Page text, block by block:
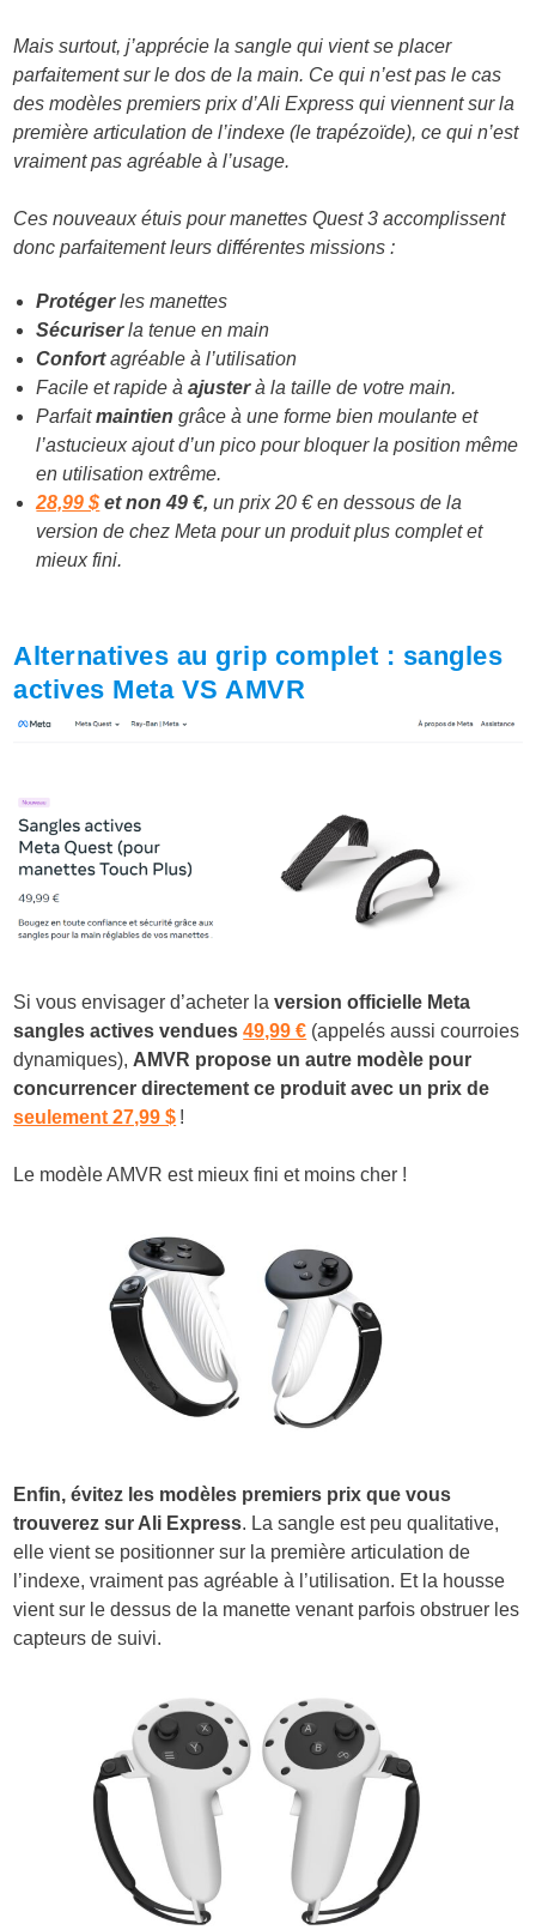
Mais surtout, j’apprécie la sangle qui vient se placer
parfaitement sur le dos de la main. Ce qui n’est pas le cas
des modèles premiers prix d’Ali Express qui viennent sur la
première articulation de l’indexe (le trapézoïde), ce qui n’est
vraiment pas agréable à l’usage.
Ces nouveaux étuis pour manettes Quest 3 accomplissent
donc parfaitement leurs différentes missions :
Protégerles manettes
Sécuriserla tenue en main
Confortagréable à l’utilisation
Facile et rapide àajusterà la taille de votre main.
Parfaitmaintien grâce à une forme bien moulante et
l’astucieux ajout d’un pico pour bloquer la position même
en utilisation extrême.
28,99 $ et non 49 €,un prix 20 € en dessous de la
version de chez Meta pour un produit plus complet et
mieux fini.
Alternatives au grip complet : sangles
actives Meta VS AMVR
Si vous envisager d’acheter laversion officielle Meta
sangles actives vendues 49,99 € (appelés aussi courroies
dynamiques), AMVR propose un autre modèle pour
concurrencer directement ce produit avec un prix de
seulement 27,99 $ !
Le modèle AMVR est mieux fini et moins cher !
Enfin, évitez les modèles premiers prix que vous
trouverez sur Ali Express. La sangle est peu qualitative,
elle vient se positionner sur la première articulation de
l’indexe, vraiment pas agréable à l’utilisation. Et la housse
vient sur le dessus de la manette venant parfois obstruer les
capteurs de suivi.